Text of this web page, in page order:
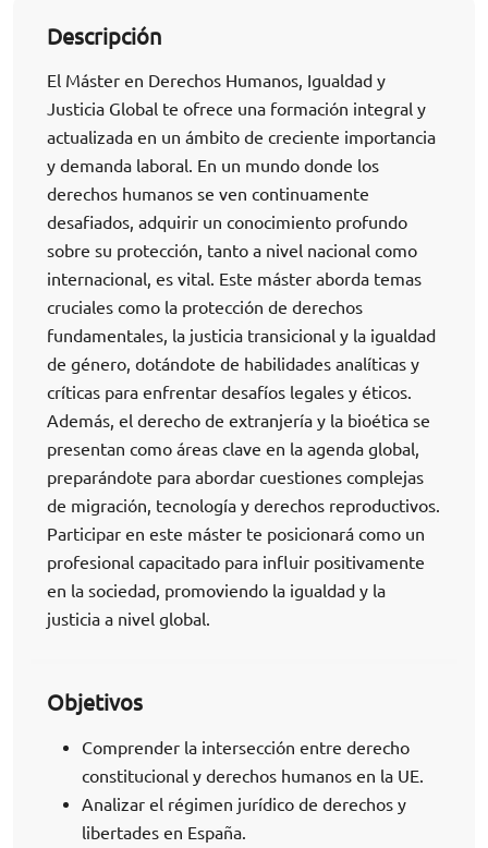
Descripción
El Máster en Derechos Humanos, Igualdad y
Justicia Global te ofrece una formación integral y
actualizada en un ámbito de creciente importancia
y demanda laboral. En un mundo donde los
derechos humanos se ven continuamente
desafiados, adquirir un conocimiento profundo
sobre su protección, tanto a nivel nacional como
internacional, es vital. Este máster aborda temas
cruciales como la protección de derechos
fundamentales, la justicia transicional y la igualdad
de género, dotándote de habilidades analíticas y
críticas para enfrentar desafíos legales y éticos.
Además, el derecho de extranjería y la bioética se
presentan como áreas clave en la agenda global,
preparándote para abordar cuestiones complejas
de migración, tecnología y derechos reproductivos.
Participar en este máster te posicionará como un
profesional capacitado para influir positivamente
en la sociedad, promoviendo la igualdad y la
justicia a nivel global.
Objetivos
Comprender la intersección entre derecho
constitucional y derechos humanos en la UE.
Analizar el régimen jurídico de derechos y
libertades en España.